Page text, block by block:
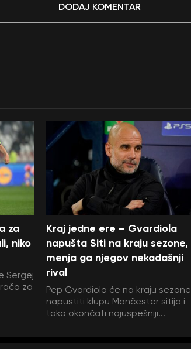
DODAJ KOMENTAR
za
niko
Sergej
za
Kraj jedne ere – Gvardiola
napušta Siti na kraju sezone,
menja ga njegov nekadašnji
rival
Pep Gvardiola će na kraju sezone
napustiti klupu Mančester sitija i
tako okončati najuspešniji...